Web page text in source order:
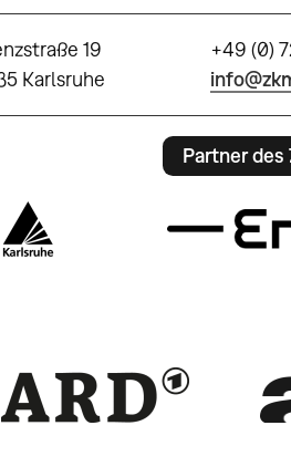
19
Karlsruhe
+49 (0)
Partner des